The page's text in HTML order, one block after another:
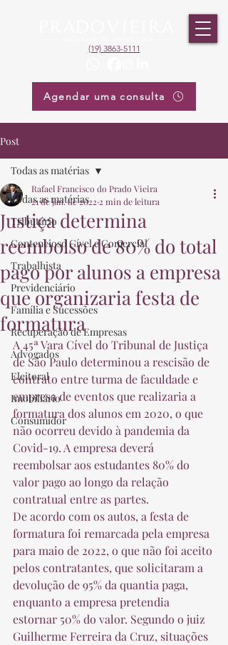
(19) 3863-5111
Agendar uma consulta
Post
Todas as matérias
Tributário
Contencioso Cível e Comercial
Trabalhista
Previdenciário
Família e Sucessões
Recuperação de Empresas
Advogados
Eleitoral
Imobiliário
Consumidor
Todas as matérias
Justiça determina
reembolso de 80% do total
pago por alunos a empresa
que organizaria festa de
formatura
Rafael Francisco do Prado Vieira
21 de jan. de 2022 2 min de leitura
A 45ª Vara Cível do Tribunal de Justiça
de São Paulo determinou a rescisão de
contrato entre turma de faculdade e
empresa de eventos que realizaria a
formatura dos alunos em 2020, o que
não ocorreu devido à pandemia da
Covid-19. A empresa deverá
reembolsar aos estudantes 80% do
valor pago ao longo da relação
contratual entre as partes.
De acordo com os autos, a festa de
formatura foi remarcada pela empresa
para maio de 2022, o que não foi aceito
pelos contratantes, que solicitaram a
devolução de 95% da quantia paga,
enquanto a empresa pretendia
estornar 50% do valor. Segundo o juiz
Guilherme Ferreira da Cruz, situações